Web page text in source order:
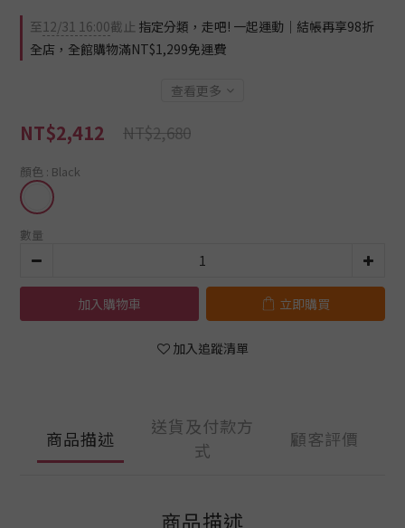
至12/31 16:00截止 指定分類，走吧! 一起運動｜結帳再享98折
全店，全館購物滿NT$1,299免運費
查看更多
NT$2,412 NT$2,680
顏色 : Black
數量
加入購物車 立即購買
加入追蹤清單
商品描述
送貨及付款方
式
顧客評價
商品描述